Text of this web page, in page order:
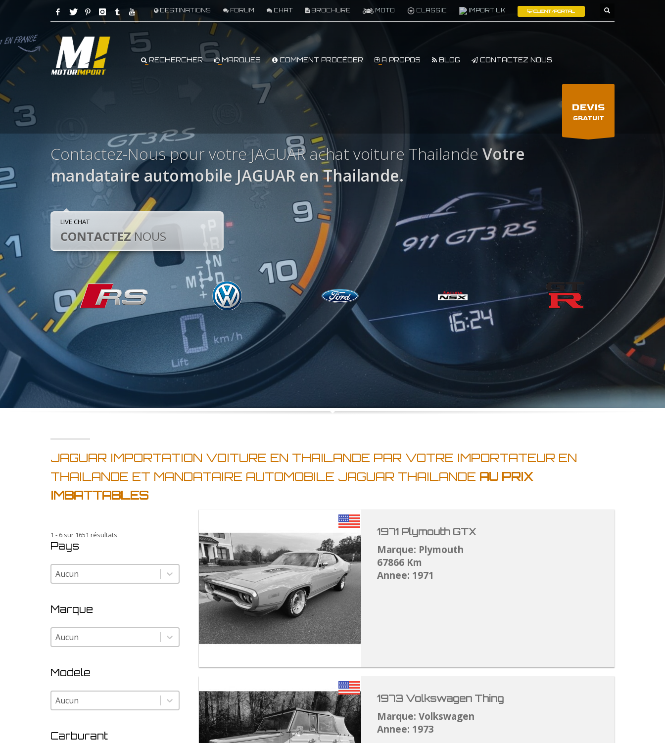
DESTINATIONS FORUM CHAT BROCHURE MOTO CLASSIC IMPORT UK CLIENT/PORTAL
RECHERCHER MARQUES COMMENT PROCÉDER A PROPOS BLOG CONTACTEZ NOUS
DEVIS
GRATUIT
Contactez-Nous pour votre JAGUAR achat voiture Thailande Votre
mandataire automobile JAGUAR en Thailande.
LIVE CHAT
CONTACTEZNOUS
JAGUAR IMPORTATION VOITURE EN THAILANDE PAR VOTRE IMPORTATEUR EN
THAILANDE ET MANDATAIRE AUTOMOBILE JAGUAR THAILANDE AU PRIX
IMBATTABLES
1 - 6 sur 1651 résultats
Pays
Pays
Pays
Marque
Marque
Marque
Modele
Modele
Modele
Carburant
1971 Plymouth GTX
Marque: Plymouth
67866 Km
Annee: 1971
1973 Volkswagen Thing
Marque: Volkswagen
Annee: 1973